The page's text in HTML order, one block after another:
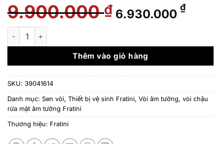
9.900.000₫ Giá
gốc
9.900.000 ₫.
6.930.000 ₫Giá
là:
Vòi âm tường nóng lạnh Fratini Milano model 39041614 số
Thêm vào giỏ hàng
SKU: 39041614
Danh mục: Sen vòi, Thiết bị vệ sinh Fratini, Vòi âm tường, vòi chậu
rửa mặt âm tường Fratini
Thương hiệu: Fratini